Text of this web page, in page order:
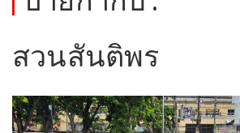
สวนสันติพร